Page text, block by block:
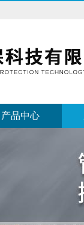
产品中心